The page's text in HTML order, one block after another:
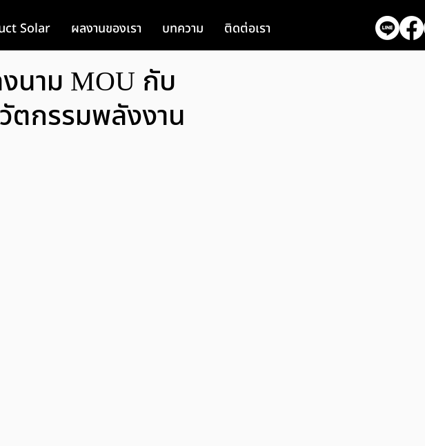
Solar ผลงานของเรา บทความ ติดต่อเรา
นาม MOU กับ
กรรมพลังงาน